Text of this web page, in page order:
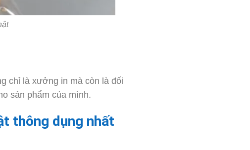
chỉ là xưởng in mà còn là đối
sản phẩm của mình.
thông dụng nhất